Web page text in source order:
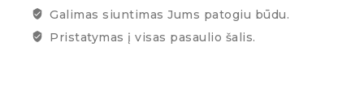
Galimas siuntimas Jums patogiu būdu.
Pristatymas į visas pasaulio šalis.